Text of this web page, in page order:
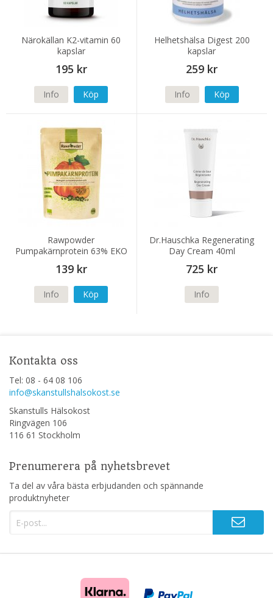
Närokällan K2-vitamin 60
kapslar
195 kr
Info Köp
Helhetshälsa Digest 200
kapslar
259 kr
Info Köp
Rawpowder
Pumpakärnprotein 63% EKO
450 g
139 kr
Info Köp
Dr.Hauschka Regenerating
Day Cream 40ml
725 kr
Info
Kontakta oss
Tel: 08 - 64 08 106
info@skanstullshalsokost.se
Skanstulls Hälsokost
Ringvägen 106
116 61 Stockholm
Prenumerera på nyhetsbrevet
Ta del av våra bästa erbjudanden och spännande
produktnyheter